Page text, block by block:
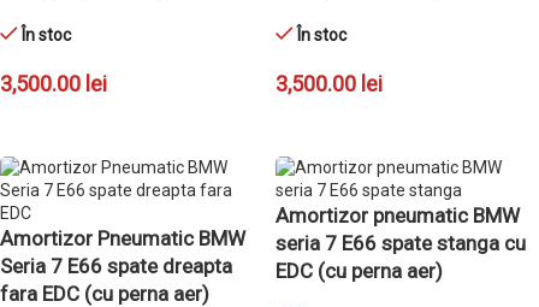
În stoc
3,500.00 lei
În stoc
3,500.00 lei
Amortizor Pneumatic BMW
Seria 7 E66 spate dreapta
fara EDC (cu perna aer)
Amortizor pneumatic BMW
seria 7 E66 spate stanga cu
EDC (cu perna aer)